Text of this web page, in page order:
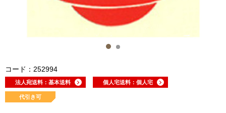
コード：252994
法人宛送料：基本送料 個人宅送料：個人宅
代引き可